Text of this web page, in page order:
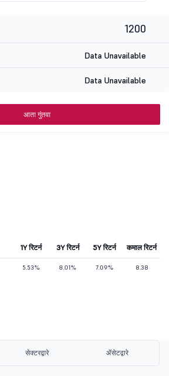
1200
Data Unavailable
Data Unavailable
आता गुंतवा
1Y रिटर्न 3Y रिटर्न 5Y रिटर्न कमाल रिटर्न
5.53% 8.01% 7.09% 8.38
सेक्टरद्वारे ॲसेटद्वारे